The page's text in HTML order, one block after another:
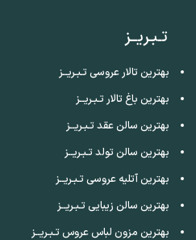
تـبـریــز
بهترین تالار عروسی تـبـریــز
بهترین باغ تالار تـبـریــز
بهترین سالن عقد تـبـریــز
بهترین سالن تولد تـبـریــز
بهترین آتلیه عروسی تـبـریــز
بهترین سالن زیبایی تـبـریــز
بهترین مزون لباس عروس تـبـریــز